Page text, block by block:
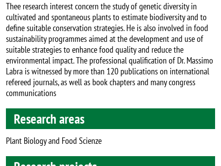
Thee research interest concern the study of genetic diversity in
cultivated and spontaneous plants to estimate biodiversity and to
define suitable conservation strategies. He is also involved in food
sustainability programmes aimed at the development and use of
suitable strategies to enhance food quality and reduce the
environmental impact. The professional qualification of Dr. Massimo
Labra is witnessed by more than 120 publications on international
refereed journals, as well as book chapters and many congress
communications
Research areas
Plant Biology and Food Scienze